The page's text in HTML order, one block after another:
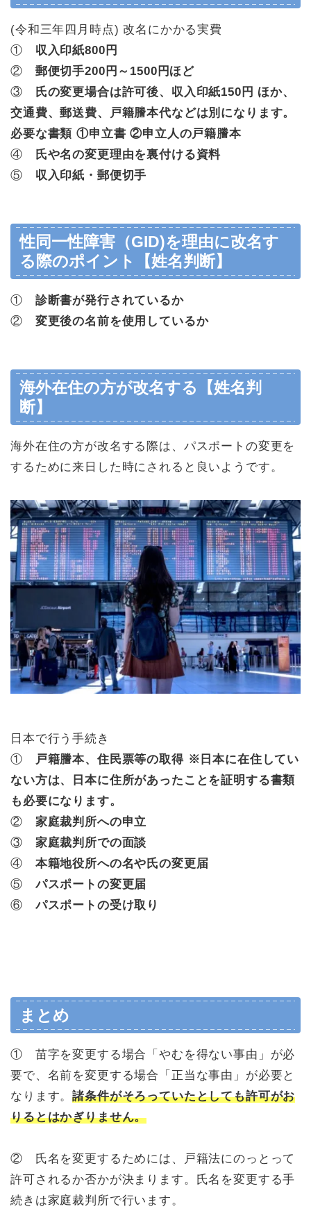
(令和三年四月時点) 改名にかかる実費
① 収入印紙800円
② 郵便切手200円～1500円ほど
③
氏の変更場合は許可後、収入印紙150円 ほか、
交通費、郵送費、戸籍謄本代などは別になります。
必要な書類 ①申立書 ②申立人の戸籍謄本
④
氏や名の変更理由を裏付ける資料
⑤ 収入印紙・郵便切手
性同一性障害（GID)を理由に改名す
る際のポイント【姓名判断】
① 診断書が発行されているか
② 変更後の名前を使用しているか
海外在住の方が改名する【姓名判
断】
海外在住の方が改名する際は、パスポートの変更を
するために来日した時にされると良いようです。
日本で行う手続き
①
戸籍謄本、住民票等の取得 ※日本に在住してい
ない方は、日本に住所があったことを証明する書類
も必要になります。
② 家庭裁判所への申立
③ 家庭裁判所での面談
④ 本籍地役所への名や氏の変更届
⑤パスポートの変更届
⑥パスポートの受け取り
まとめ
① 苗字を変更する場合「やむを得ない事由」が必
要で、名前を変更する場合「正当な事由」が必要と
なります。諸条件がそろっていたとしても許可がお
りるとはかぎりません。
② 氏名を変更するためには、戸籍法にのっとって
許可されるか否かが決まります。氏名を変更する手
続きは家庭裁判所で行います。